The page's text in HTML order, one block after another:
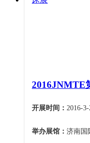
2016JNMTE
开展时间： 2016-
举办展馆： 济南国